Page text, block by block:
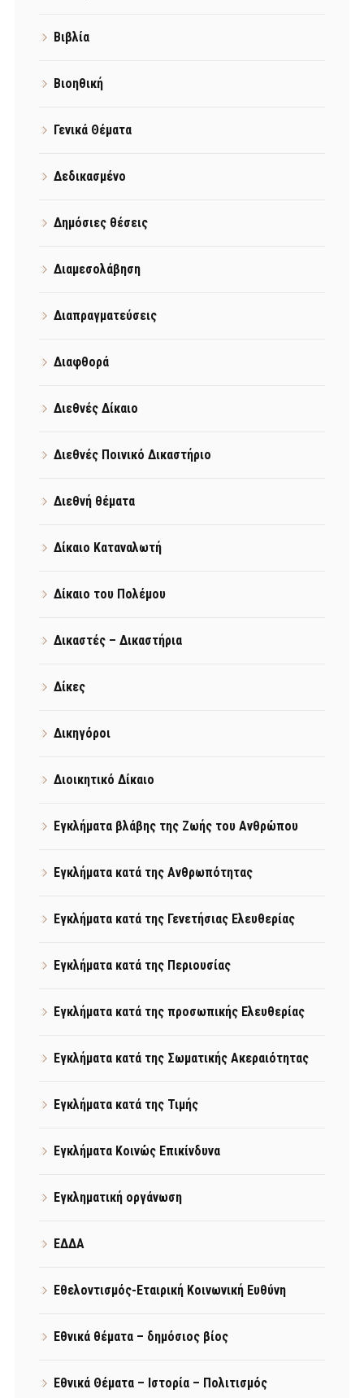
Βιβλία
Βιοηθική
Γενικά Θέματα
Δεδικασμένο
Δημόσιες θέσεις
Διαμεσολάβηση
Διαπραγματεύσεις
Διαφθορά
Διεθνές Δίκαιο
Διεθνές Ποινικό Δικαστήριο
Διεθνή θέματα
Δίκαιο Καταναλωτή
Δίκαιο του Πολέμου
Δικαστές – Δικαστήρια
Δίκες
Δικηγόροι
Διοικητικό Δίκαιο
Εγκλήματα βλάβης της Ζωής του Ανθρώπου
Εγκλήματα κατά της Ανθρωπότητας
Εγκλήματα κατά της Γενετήσιας Ελευθερίας
Εγκλήματα κατά της Περιουσίας
Εγκλήματα κατά της προσωπικής Ελευθερίας
Εγκλήματα κατά της Σωματικής Ακεραιότητας
Εγκλήματα κατά της Τιμής
Εγκλήματα Κοινώς Επικίνδυνα
Εγκληματική οργάνωση
ΕΔΔΑ
Εθελοντισμός-Εταιρική Κοινωνική Ευθύνη
Εθνικά θέματα – δημόσιος βίος
Εθνικά Θέματα – Ιστορία – Πολιτισμός